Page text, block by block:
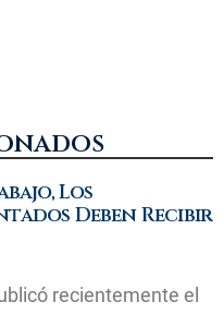
Los
Deben Recibir
recientemente el